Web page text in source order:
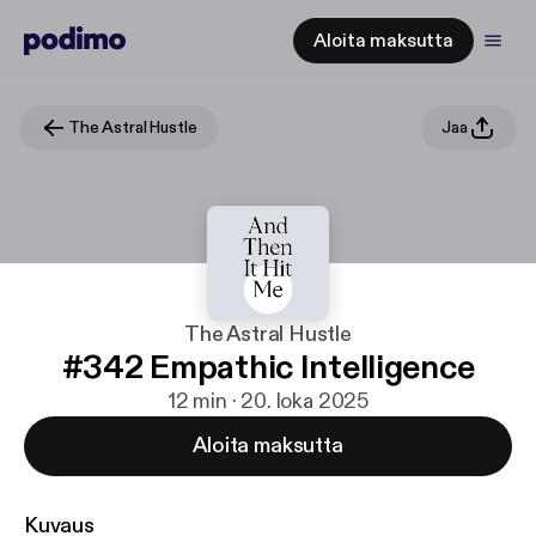
Aloita maksutta
The Astral Hustle Jaa
The Astral Hustle
#342 Empathic Intelligence
12 min · 20. loka 2025
Aloita maksutta
Kuvaus